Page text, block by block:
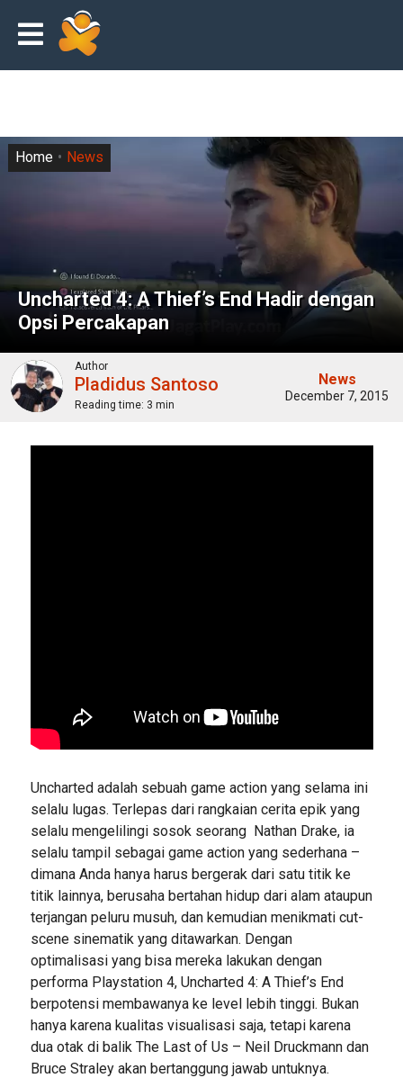
Uncharted 4: A Thief’s End Hadir dengan
Opsi Percakapan
Home News
Author
Pladidus Santoso
Reading time: 3 min
News
December 7, 2015
Uncharted adalah sebuah game action yang selama ini
selalu lugas. Terlepas dari rangkaian cerita epik yang
selalu mengelilingi sosok seorang Nathan Drake, ia
selalu tampil sebagai game action yang sederhana –
dimana Anda hanya harus bergerak dari satu titik ke
titik lainnya, berusaha bertahan hidup dari alam ataupun
terjangan peluru musuh, dan kemudian menikmati cut-
scene sinematik yang ditawarkan. Dengan
optimalisasi yang bisa mereka lakukan dengan
performa Playstation 4, Uncharted 4: A Thief’s End
berpotensi membawanya ke level lebih tinggi. Bukan
hanya karena kualitas visualisasi saja, tetapi karena
dua otak di balik The Last of Us – Neil Druckmann dan
Bruce Straley akan bertanggung jawab untuknya.